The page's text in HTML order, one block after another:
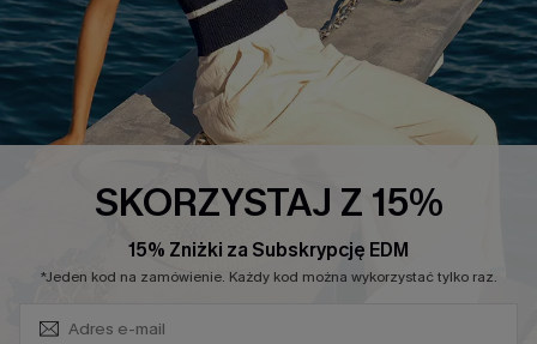
POPULARNA KOLEKCJA
Nowości
Niezbędnik na Wakacje
Miękka Dzianina
Wysokim Stanem
SKORZYSTAJ Z 15%
15% Zniżki za Subskrypcję EDM
*Jeden kod na zamówienie. Każdy kod można wykorzystać tylko raz.